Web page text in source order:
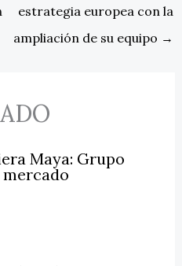
estrategia europea con la
ampliación de su equipo →
Maya: Grupo